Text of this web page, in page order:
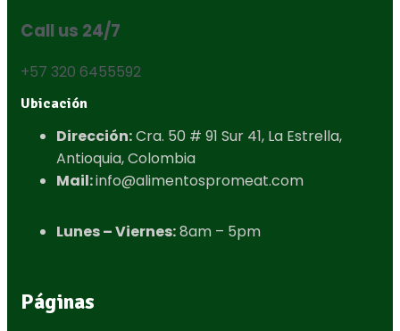
Call us 24/7
+57 320 6455592
Ubicación
Dirección:Cra. 50 # 91 Sur 41, La Estrella,
Antioquia, Colombia​
Mail:info@alimentospromeat.com​
Lunes – Viernes:8am – 5pm
Páginas